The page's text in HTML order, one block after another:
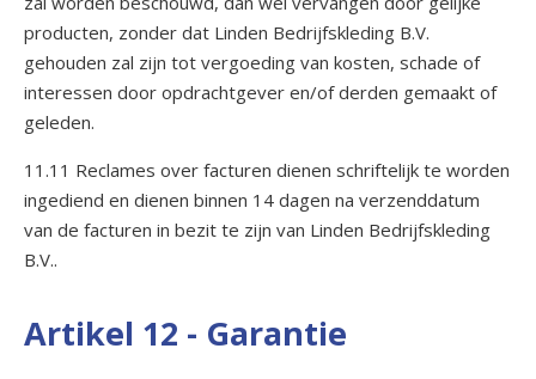
producten, zonder dat Linden Bedrijfskleding B.V.
gehouden zal zijn tot vergoeding van kosten, schade of
interessen door opdrachtgever en/of derden gemaakt of
geleden.
11.11 Reclames over facturen dienen schriftelijk te worden
ingediend en dienen binnen 14 dagen na verzenddatum
van de facturen in bezit te zijn van Linden Bedrijfskleding
B.V..
Artikel 12 - Garantie